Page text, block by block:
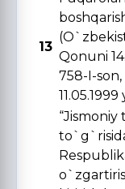
13
Qonuni
758-I-
11.05.1999
“Jismoniy